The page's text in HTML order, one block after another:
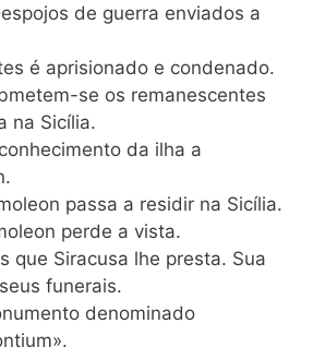
de guerra enviados a
é aprisionado e condenado.
se os remanescentes
na Sicília.
da ilha a
passa a residir na Sicília.
perde a vista.
que Siracusa lhe presta. Sua
funerais.
denominado